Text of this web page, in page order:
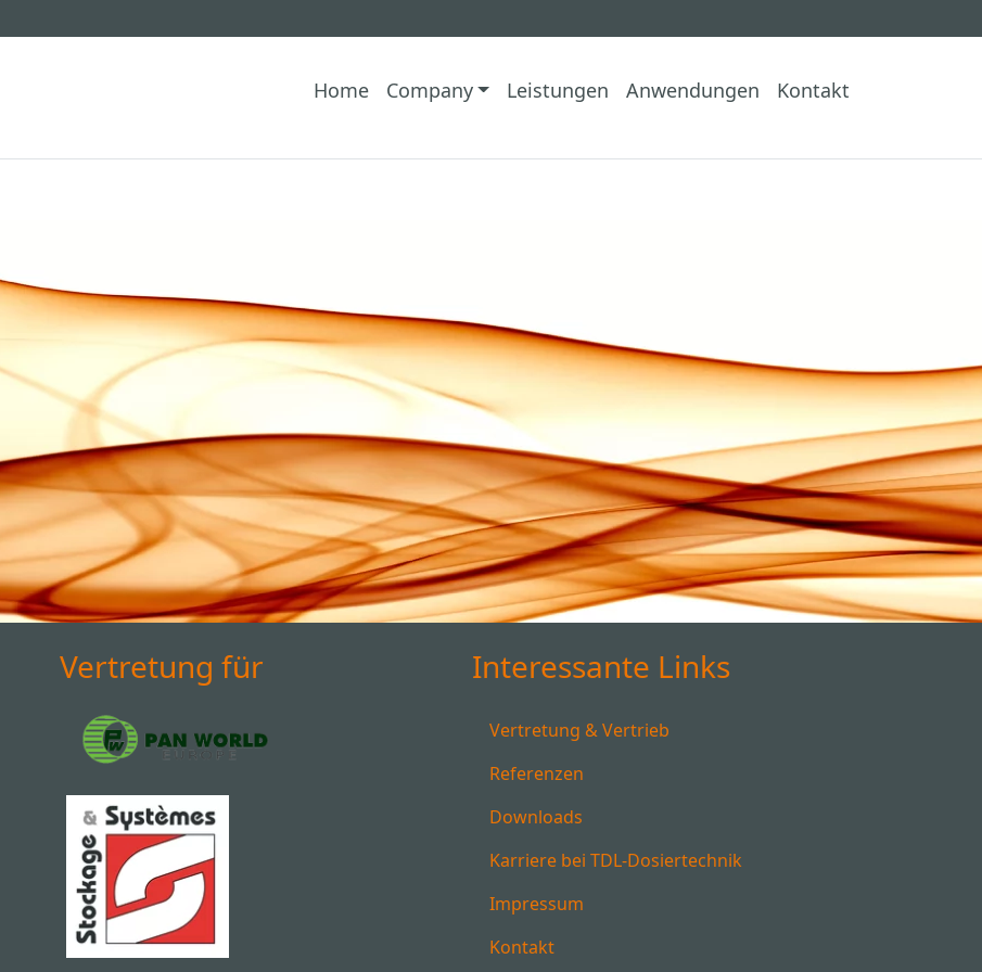
Home Company Leistungen Anwendungen Kontakt
Vertretung für Interessante Links
Vertretung & Vertrieb
Referenzen
Downloads
Karriere bei TDL-Dosiertechnik
Impressum
Kontakt